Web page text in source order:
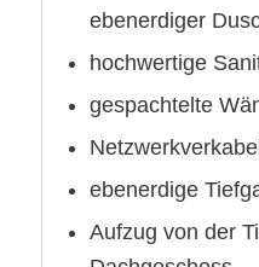
ebenerdiger
hochwertige
gespachtelte
ebenerdige
Aufzug von der